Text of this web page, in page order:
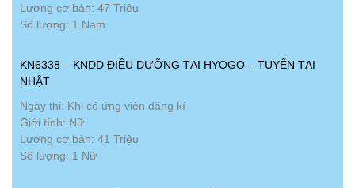
Lương cơ bản: 47 Triệu
Số lượng: 1 Nam
KN6338 – KNDD ĐIỀU DƯỠNG TẠI HYOGO – TUYỂN TẠI
NHẬT
Ngày thi: Khi có ứng viên đăng kí
Giới tính: Nữ
Lương cơ bản: 41 Triệu
Số lượng: 1 Nữ